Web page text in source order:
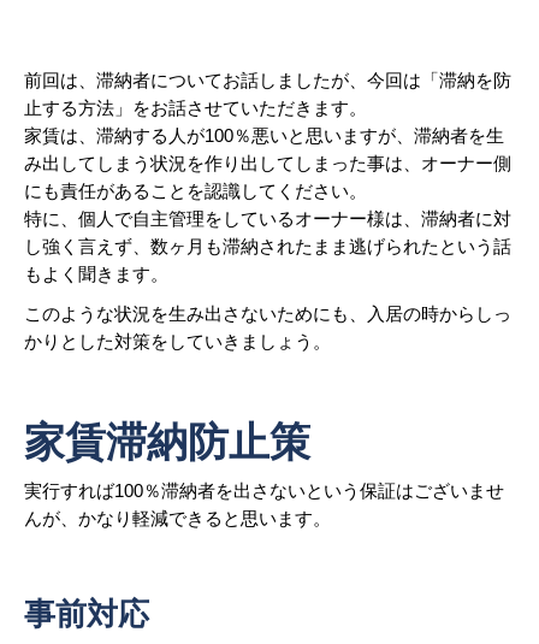
前回は、滞納者についてお話しましたが、今回は「滞納を防
止する方法」をお話させていただきます。
家賃は、滞納する人が100％悪いと思いますが、滞納者を生
み出してしまう状況を作り出してしまった事は、オーナー側
にも責任があることを認識してください。
特に、個人で自主管理をしているオーナー様は、滞納者に対
し強く言えず、数ヶ月も滞納されたまま逃げられたという話
もよく聞きます。
このような状況を生み出さないためにも、入居の時からしっ
かりとした対策をしていきましょう。
家賃滞納防止策
実行すれば100％滞納者を出さないという保証はございませ
んが、かなり軽減できると思います。
事前対応